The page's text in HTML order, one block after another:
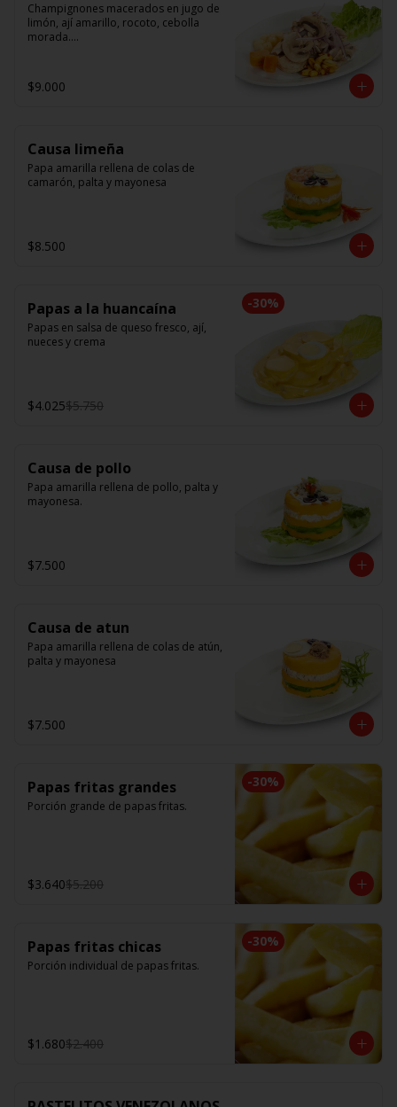
Champignones macerados en jugo de
limón, ají amarillo, rocoto, cebolla
morada.
$9.000
Causa limeña
Papa amarilla rellena de colas de
camarón, palta y mayonesa
$8.500
-30%
Papas a la huancaína
Papas en salsa de queso fresco, ají,
nueces y crema
$4.025$5.750
Causa de pollo
Papa amarilla rellena de pollo, palta y
mayonesa.
$7.500
Causa de atun
Papa amarilla rellena de colas de atún,
palta y mayonesa
$7.500
-30%
Papas fritas grandes
Porción grande de papas fritas.
$3.640$5.200
-30%
Papas fritas chicas
Porción individual de papas fritas.
$1.680$2.400